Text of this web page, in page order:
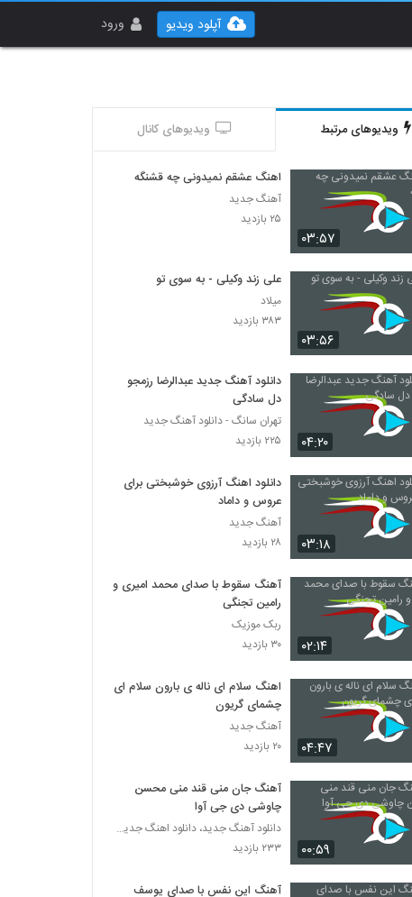
ورود آپلود ویدیو
ویدیوهای مرتبط ویدیوهای کانال
۰۳:۵۷
اهنگ عشقم نمیدونی چه قشنگه
آهنگ جدید
۲۵ بازدید
۰۳:۵۶
علی زند وکیلی - به سوی تو
میلاد
۳۸۳ بازدید
۰۴:۲۰
دانلود آهنگ جدید عبدالرضا رزمجو
دل سادگی
تهران سانگ - دانلود آهنگ جدید
۲۲۵ بازدید
۰۳:۱۸
دانلود اهنگ آرزوی خوشبختی برای
عروس و داماد
آهنگ جدید
۲۸ بازدید
۰۲:۱۴
آهنگ سقوط با صدای محمد امیری و
رامین تجنگی
ربک موزیک
۳۰ بازدید
۰۴:۴۷
اهنگ سلام ای ناله ی بارون سلام ای
چشمای گریون
آهنگ جدید
۲۰ بازدید
۰۰:۵۹
آهنگ جان منی قند منی محسن
چاوشی دی جی آوا
دانلود آهنگ جدید، دانلود اهنگ جدید ایرانی
۲۳۳ بازدید
آهنگ این نفس با صدای یوسف